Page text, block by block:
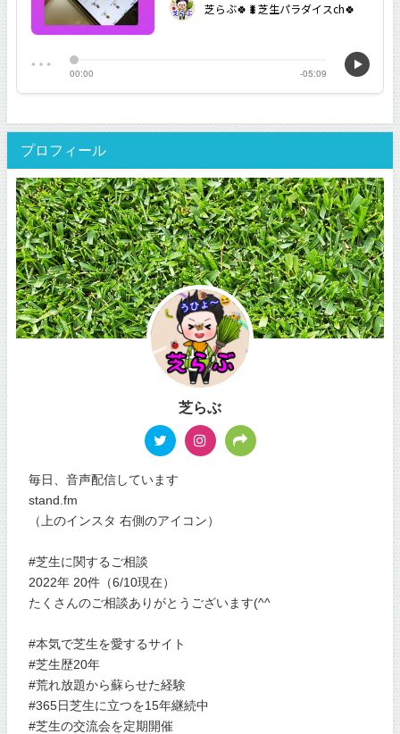
プロフィール
芝らぶ
毎日、音声配信しています
stand.fm
（上のインスタ 右側のアイコン）
#芝生に関するご相談
2022年 20件（6/10現在）
たくさんのご相談ありがとうございます(^^
#本気で芝生を愛するサイト
#芝生歴20年
#荒れ放題から蘇らせた経験
#365日芝生に立つを15年継続中
#芝生の交流会を定期開催